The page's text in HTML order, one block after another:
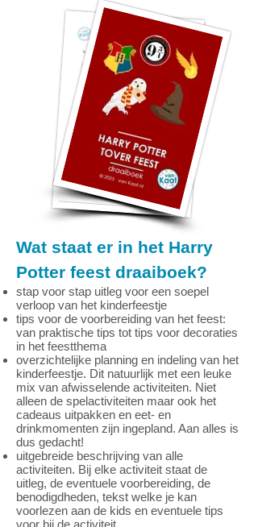
Wat staat er in het Harry
Potter feest draaiboek?
stap voor stap uitleg voor een soepel
verloop van het kinderfeestje
tips voor de voorbereiding van het feest:
van praktische tips tot tips voor decoraties
in het feestthema
overzichtelijke planning en indeling van het
kinderfeestje. Dit natuurlijk met een leuke
mix van afwisselende activiteiten. Niet
alleen de spelactiviteiten maar ook het
cadeaus uitpakken en eet- en
drinkmomenten zijn ingepland. Aan alles is
dus gedacht!
uitgebreide beschrijving van alle
activiteiten. Bij elke activiteit staat de
uitleg, de eventuele voorbereiding, de
benodigdheden, tekst welke je kan
voorlezen aan de kids en eventuele tips
voor bij de activiteit.